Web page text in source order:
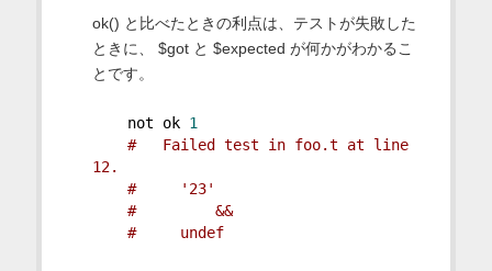
ok() と比べたときの利点は、テストが失敗した
ときに、 $got と $expected が何かがわかるこ
とです。
not ok 1
#   Failed test in foo.t at line
12.
#     '23'
#         &&
#     undef